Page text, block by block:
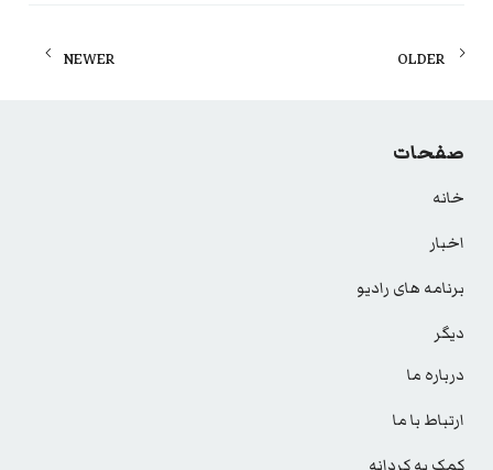
Posts
OLDER
NEWER
صفحات
خانه
اخبار
برنامه های رادیو
دیگر
درباره ما
ارتباط با ما